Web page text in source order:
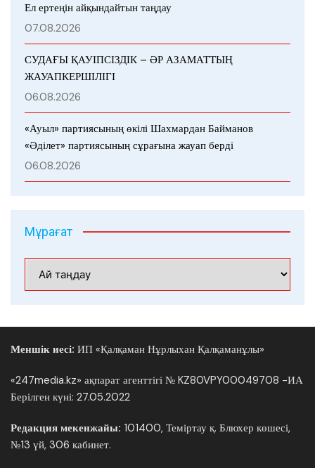
Ел ертеңін айқындайтын таңдау
07.08.2026
СУДАҒЫ ҚАУІПСІЗДІК – ӘР АЗАМАТТЫҢ
ЖАУАПКЕРШІЛІГІ
06.08.2026
«Ауыл» партиясының өкілі Шахмардан Байманов
«Әділет» партиясының сұрағына жауап берді
06.08.2026
Мұрағат
Меншік иесі: ИП «Қалқаман Нұрлыхан Қалқаманұлы»
«247media.kz» ақпарат агенттігі № KZ80VPY00049708 -ИА
Берілген күні: 27.05.2022
Редакция мекенжайы: 101400, Теміртау қ. Блюхер көшесі,
№13 үй, 306 кабинет.